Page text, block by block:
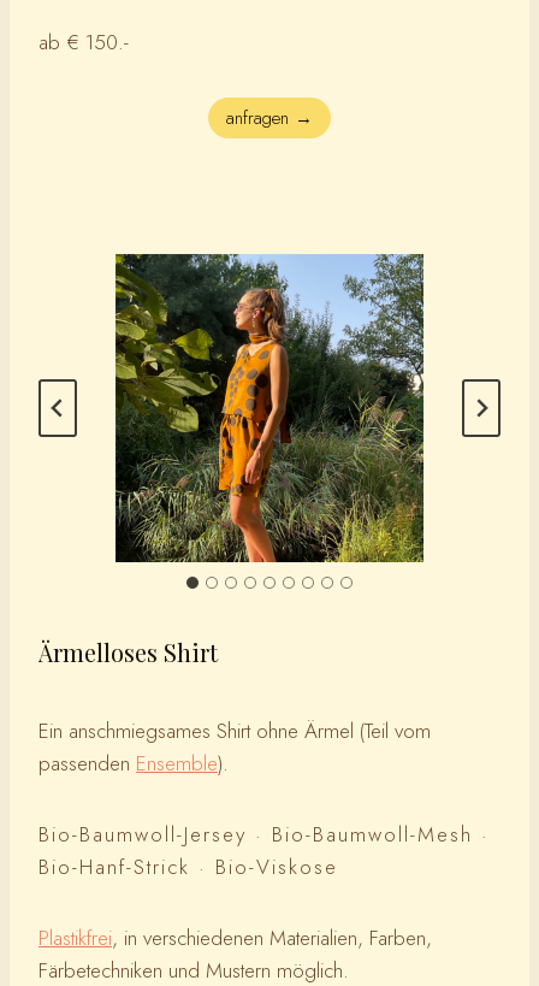
ab € 150.-
anfragen →
Ärmelloses Shirt
Ein anschmiegsames Shirt ohne Ärmel (Teil vom
passenden Ensemble).
Bio-Baumwoll-Jersey · Bio-Baumwoll-Mesh ·
Bio-Hanf-Strick · Bio-Viskose
Plastikfrei, in verschiedenen Materialien, Farben,
Färbetechniken und Mustern möglich.